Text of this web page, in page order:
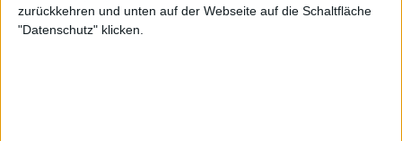
zurückkehren und unten auf der Webseite auf die Schaltfläche
"Datenschutz" klicken.